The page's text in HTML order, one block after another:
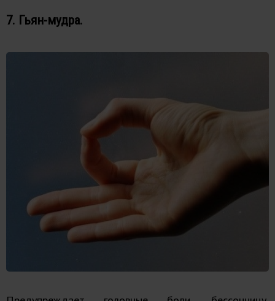
7. Гьян-мудра.